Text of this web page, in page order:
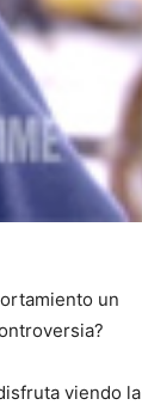
un
viendo la